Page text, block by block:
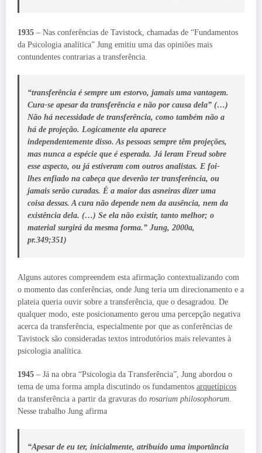
1935 – Nas conferências de Tavistock, chamadas de “Fundamentos
da Psicologia analítica” Jung emitiu uma das opiniões mais
contundentes contrarias a transferência.
“transferência é sempre um estorvo, jamais uma vantagem.
Cura-se apesar da transferência e não por causa dela” (…)
Não há necessidade de transferência, como também não a
há de projeção. Logicamente ela aparece
independentemente disso. As pessoas sempre têm projeções,
mas nunca a espécie que é esperada. Já leram Freud sobre
esse aspecto, ou já estiveram com outros analistas. E foi-
lhes enfiado na cabeça que deverão ter transferência, ou
jamais serão curadas. É a maior das asneiras dizer uma
coisa dessas. A cura não depende nem da ausência, nem da
existência dela. (…) Se ela não existir, tanto melhor; o
material surgirá da mesma forma.” Jung, 2000a,
pr.349;351)
Alguns autores compreendem esta afirmação contextualizando com
o momento das conferências, onde Jung teria um direcionamento e a
plateia queria ouvir sobre a transferência, que o desagradou. De
qualquer modo, este posicionamento gerou uma percepção negativa
acerca da transferência, especialmente por que as conferências de
Tavistock são consideradas textos introdutórios mais relevantes à
psicologia analítica.
1945 – Já na obra “Psicologia da Transferência”, Jung abordou o
tema de uma forma ampla discutindo os fundamentos arquetípicos
da transferência a partir da gravuras do rosarium philosophorum.
Nesse trabalho Jung afirma
“Apesar de eu ter, inicialmente, atribuído uma importância